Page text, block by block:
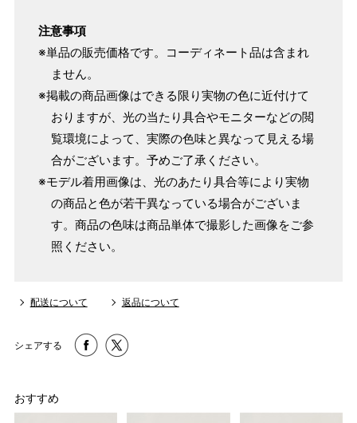
注意事項
※単品の販売価格です。コーディネート品は含まれ
ません。
※掲載の商品画像はできる限り実物の色に近付けて
おりますが、光の当たり具合やモニターなどの閲
覧環境によって、実際の色味と異なって見える場
合がございます。予めご了承ください。
※モデル着用画像は、光のあたり具合等により実物
の商品と色が若干異なっている場合がございま
す。商品の色味は商品単体で撮影した画像をご参
照ください。
配送について 返品について
シェアする
おすすめ